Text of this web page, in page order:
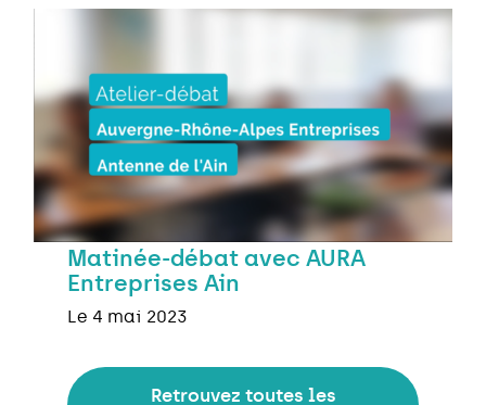
Matinée-débat avec AURA
Entreprises Ain
Le 4 mai 2023
Retrouvez toutes les